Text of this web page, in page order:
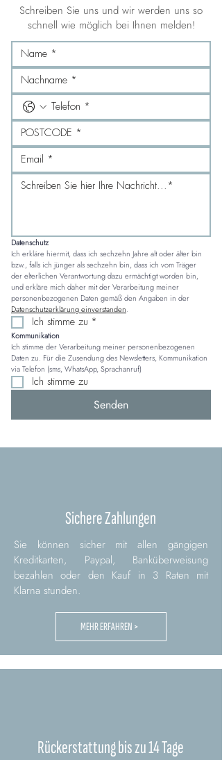
Schreiben Sie uns und wir werden uns so
schnell wie möglich bei Ihnen melden!
Datenschutz
Ich erkläre hiermit, dass ich sechzehn Jahre alt oder älter bin
bzw., falls ich jünger als sechzehn bin, dass ich vom Träger
der elterlichen Verantwortung dazu ermächtigt worden bin,
und erkläre mich daher mit der Verarbeitung meiner
Datenschutzerklärung einverstanden.
Ich stimme zu *
Kommunikation
Ich stimme der Verarbeitung meiner personenbezogenen
Daten zu. Für die Zusendung des Newsletters, Kommunikation
via Telefon (sms, WhatsApp, Sprachanruf)
Ich stimme zu
Senden
Sichere Zahlungen
Sie können sicher mit allen gängigen
Kreditkarten, Paypal, Banküberweisung
bezahlen oder den Kauf in 3 Raten mit
Klarna stunden.
MEHR ERFAHREN >
Rückerstattung bis zu 14 Tage